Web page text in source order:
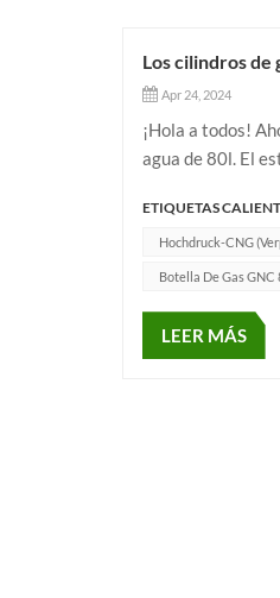
Los cilindros de
Apr 24, 2024
¡Hola a todos!
agua de 80l. El
ETIQUETAS
Hochdruck-CNG
Botella De Gas GNC
LEER MÁS